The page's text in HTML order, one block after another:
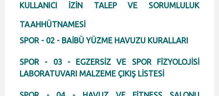
KULLANICI İZİN TALEP VE SORUMLULUK
TAAHHÜTNAMESİ
SPOR - 02 - BAİBÜ YÜZME HAVUZU KURALLARI
SPOR - 03 - EGZERSİZ VE SPOR FİZYOLOJİSİ
LABORATUVARI MALZEME ÇIKIŞ LİSTESİ